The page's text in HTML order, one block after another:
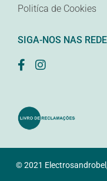
Politíca de Cookies
SIGA-NOS NAS
© 2021